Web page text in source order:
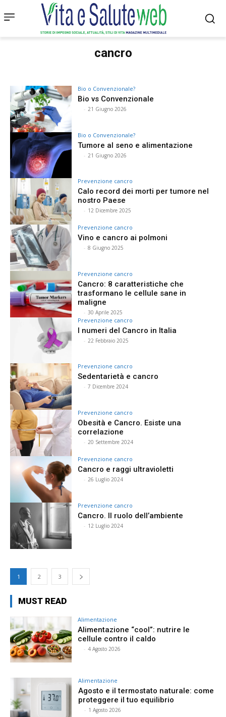
cancro
Bio o Convenzionale?
Bio vs Convenzionale
- 21 Giugno 2026
Bio o Convenzionale?
Tumore al seno e alimentazione
- 21 Giugno 2026
Prevenzione cancro
Calo record dei morti per tumore nel
nostro Paese
- 12 Dicembre 2025
Prevenzione cancro
Vino e cancro ai polmoni
- 8 Giugno 2025
Prevenzione cancro
Cancro: 8 caratteristiche che
trasformano le cellule sane in
maligne
- 30 Aprile 2025
Prevenzione cancro
I numeri del Cancro in Italia
- 22 Febbraio 2025
Prevenzione cancro
Sedentarietà e cancro
- 7 Dicembre 2024
Prevenzione cancro
Obesità e Cancro. Esiste una
correlazione
- 20 Settembre 2024
Prevenzione cancro
Cancro e raggi ultravioletti
- 26 Luglio 2024
Prevenzione cancro
Cancro. Il ruolo dell’ambiente
- 12 Luglio 2024
1 2 3
MUST READ
Alimentazione
Alimentazione “cool”: nutrire le
cellule contro il caldo
- 4 Agosto 2026
Alimentazione
Agosto e il termostato naturale: come
proteggere il tuo equilibrio
- 1 Agosto 2026